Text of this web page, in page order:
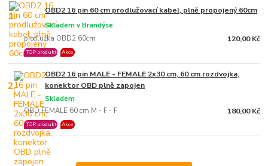
1. OBD2 16 pin 60 cm prodlužovací kabel, plně propojený 60cm
prodlužka OBD2 60cm
Skladem v Brandýse
TOP produkt Akce
120,00 Kč
2.
OBD2 16 pin MALE - FEMALE 2x30 cm, 60 cm rozdvojka,
konektor OBD plně zapojen
OBD FEMALE 60 cm M - F - F
Skladem
TOP produkt Akce
180,00 Kč